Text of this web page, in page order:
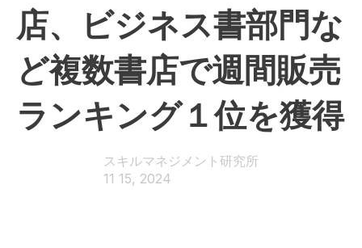
店、ビジネス書部門な
ど複数書店で週間販売
ランキング１位を獲得
スキルマネジメント研究所
11 15, 2024